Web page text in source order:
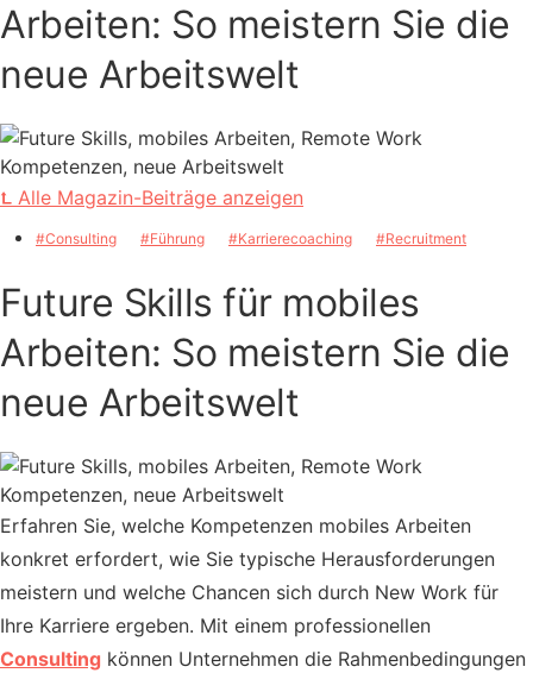
Arbeiten: So meistern Sie die
neue Arbeitswelt
⮤ Alle Magazin-Beiträge anzeigen
Consulting Führung Karrierecoaching Recruitment
Future Skills für mobiles
Arbeiten: So meistern Sie die
neue Arbeitswelt
Erfahren Sie, welche Kompetenzen mobiles Arbeiten
konkret erfordert, wie Sie typische Herausforderungen
meistern und welche Chancen sich durch New Work für
Ihre Karriere ergeben. Mit einem professionellen
Consulting können Unternehmen die Rahmenbedingungen